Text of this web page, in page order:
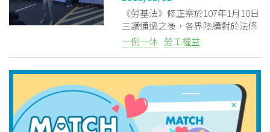
《勞基法》修正案於107年1月10日
三讀通過之後，各界陸續對於法條
內容提出疑慮，尤其對於臨時新增
的第32-1條，將加班費換補休就地
費看得到吃不到的狀況發生，勞動
部則允諾會在施行細則中詳加規
範。
一例一休 勞工權益